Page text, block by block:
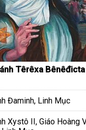
Têrêxa Bênêđicta
Đaminh, Linh Mục
Xystô II, Giáo Hoàng